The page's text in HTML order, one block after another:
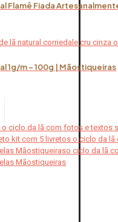
Flamê Fiada
1g/m – 100g | Mãostiqueiras